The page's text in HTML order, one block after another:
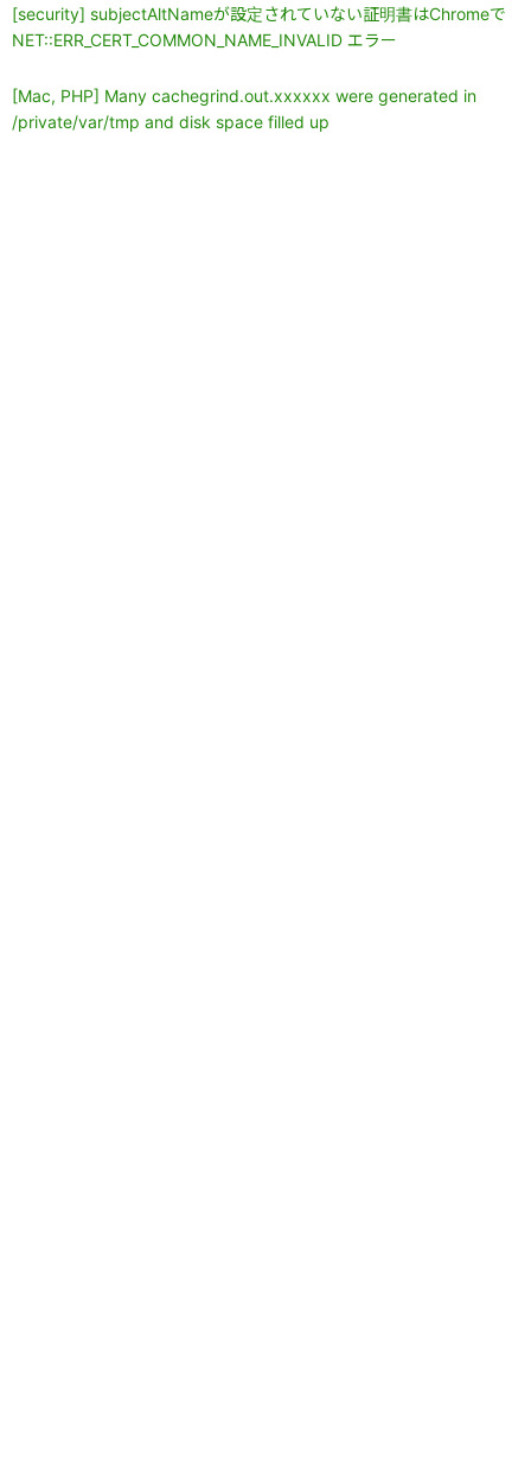
[security] subjectAltNameが設定されていない証明書はChromeで
NET::ERR_CERT_COMMON_NAME_INVALID エラー
[Mac, PHP] Many cachegrind.out.xxxxxx were generated in
/private/var/tmp and disk space filled up